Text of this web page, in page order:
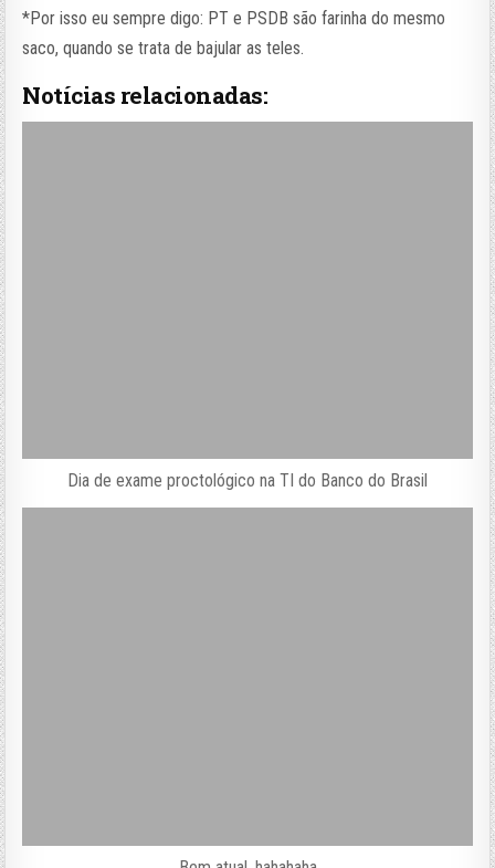
*Por isso eu sempre digo: PT e PSDB são farinha do mesmo
saco, quando se trata de bajular as teles.
Notícias relacionadas:
Dia de exame proctológico na TI do Banco do Brasil